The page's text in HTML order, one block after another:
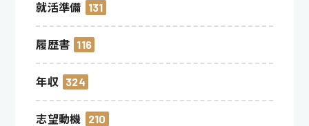
就活準備 131
履歴書 116
年収 324
志望動機 210